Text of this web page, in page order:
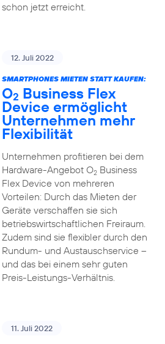
schon jetzt erreicht.
12. Juli 2022
SMARTPHONES MIETEN STATT KAUFEN:
O2 Business Flex
Device ermöglicht
Unternehmen mehr
Flexibilität
Unternehmen profitieren bei dem
Hardware-Angebot O2Business
Flex Device von mehreren
Vorteilen: Durch das Mieten der
Geräte verschaffen sie sich
betriebswirtschaftlichen Freiraum.
Zudem sind sie flexibler durch den
Rundum- und Austauschservice –
und das bei einem sehr guten
Preis-Leistungs-Verhältnis.
11. Juli 2022